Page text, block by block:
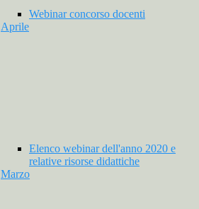
Webinar concorso docenti
Aprile
Elenco webinar dell'anno 2020 e
relative risorse didattiche
Marzo